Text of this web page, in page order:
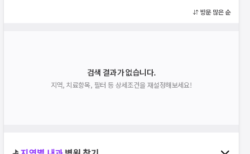
방문 많은 순
검색 결과가 없습니다.
지역, 치료항목, 필터 등 상세조건을 재설정해보세요!